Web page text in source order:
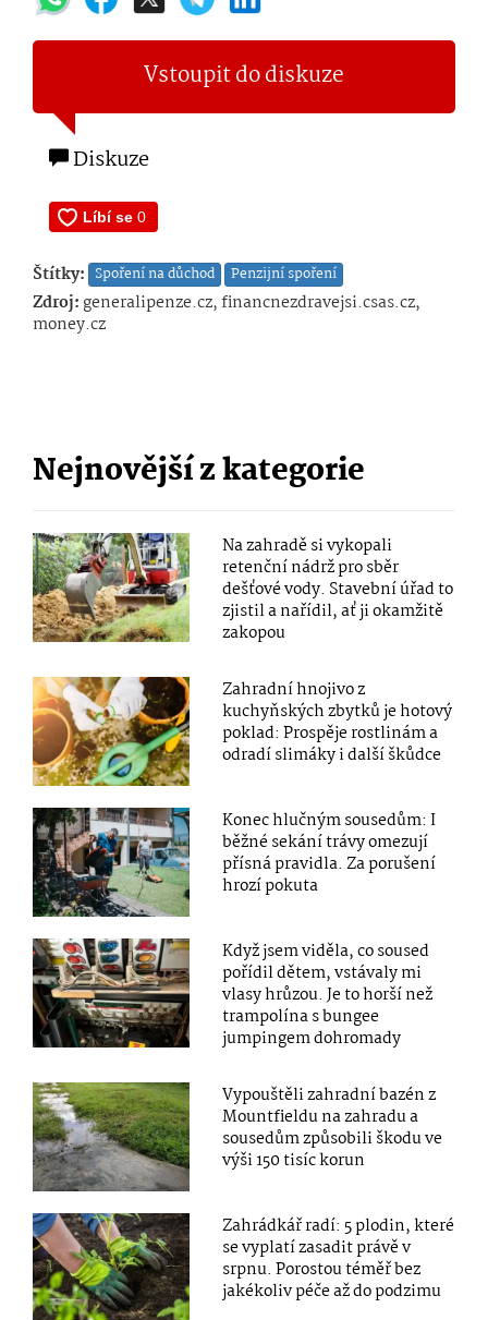
Vstoupit do diskuze
Diskuze
Štítky: Spoření na důchod Penzijní spoření
Zdroj: generalipenze.cz, financnezdravejsi.csas.cz,
money.cz
Nejnovější z kategorie
Na zahradě si vykopali
retenční nádrž pro sběr
dešťové vody. Stavební úřad to
zjistil a nařídil, ať ji okamžitě
zakopou
Zahradní hnojivo z
kuchyňských zbytků je hotový
poklad: Prospěje rostlinám a
odradí slimáky i další škůdce
Konec hlučným sousedům: I
běžné sekání trávy omezují
přísná pravidla. Za porušení
hrozí pokuta
Když jsem viděla, co soused
pořídil dětem, vstávaly mi
vlasy hrůzou. Je to horší než
trampolína s bungee
jumpingem dohromady
Vypouštěli zahradní bazén z
Mountfieldu na zahradu a
sousedům způsobili škodu ve
výši 150 tisíc korun
Zahrádkář radí: 5 plodin, které
se vyplatí zasadit právě v
srpnu. Porostou téměř bez
jakékoliv péče až do podzimu